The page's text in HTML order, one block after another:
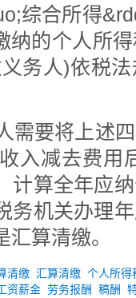
综合所得
纳的个人所
务人)依税
要将上述四
入减去费用
计算全年应
务机关办理
算清缴。
清缴 汇算清缴 个人所得
资薪金 劳务报酬 稿酬